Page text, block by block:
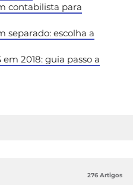
contabilista para
separado: escolha a
2018: guia passo a
276 Artigos